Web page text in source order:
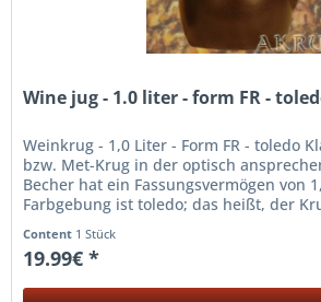
Wine jug - 1.0 liter - form FR -
Weinkrug - 1,0 Liter - Form FR - toledo
bzw. Met-Krug in der optisch
Becher hat ein Fassungsvermögen von
Farbgebung ist toledo; das heißt, der
Content 1 Stück
19.99€ *